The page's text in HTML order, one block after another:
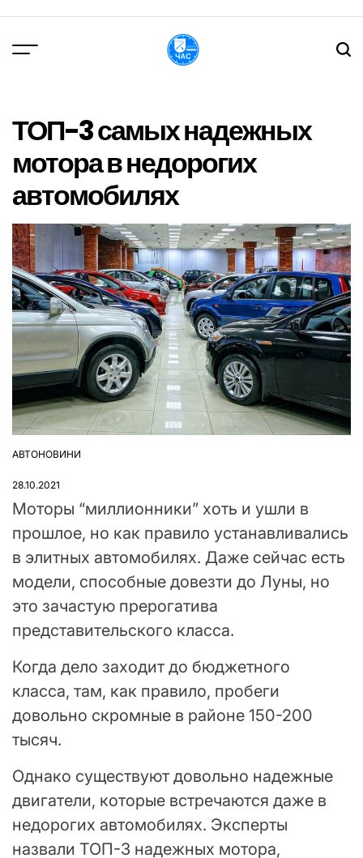
вмісту
ТОП-3 самых надежных
мотора в недорогих
автомобилях
ОПУБЛІКУВАТИ
АВТОНОВИНИ
28.10.2021
Моторы “миллионники” хоть и ушли в
прошлое, но как правило устанавливались
в элитных автомобилях. Даже сейчас есть
модели, способные довезти до Луны, но
это зачастую прерогатива
представительского класса.
Когда дело заходит до бюджетного
класса, там, как правило, пробеги
довольно скромные в районе 150-200
тысяч.
Однако существуют довольно надежные
двигатели, которые встречаются даже в
недорогих автомобилях. Эксперты
назвали ТОП-3 надежных мотора,